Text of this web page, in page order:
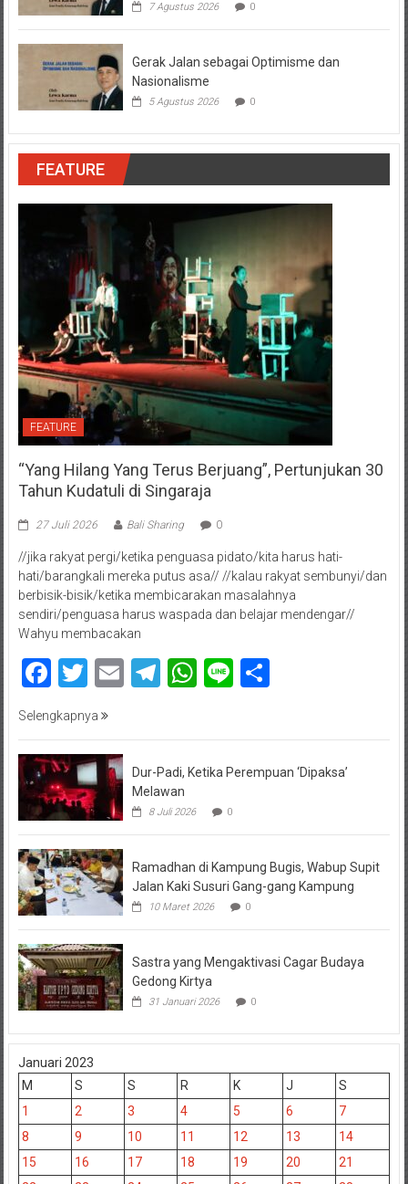
7 Agustus 2026 0
Gerak Jalan sebagai Optimisme dan
Nasionalisme
5 Agustus 2026 0
FEATURE
FEATURE
“Yang Hilang Yang Terus Berjuang”, Pertunjukan 30
Tahun Kudatuli di Singaraja
27 Juli 2026 Bali Sharing 0
//jika rakyat pergi/ketika penguasa pidato/kita harus hati-
hati/barangkali mereka putus asa// //kalau rakyat sembunyi/dan
berbisik-bisik/ketika membicarakan masalahnya
sendiri/penguasa harus waspada dan belajar mendengar//
Wahyu membacakan
Facebook
Twitter
EmailTelegram
WhatsApp
Line
Selengkapnya
Dur-Padi, Ketika Perempuan ‘Dipaksa’
Melawan
8 Juli 2026 0
Ramadhan di Kampung Bugis, Wabup Supit
Jalan Kaki Susuri Gang-gang Kampung
10 Maret 2026 0
Sastra yang Mengaktivasi Cagar Budaya
Gedong Kirtya
31 Januari 2026 0
Januari 2023
M
S S R K J
S
1
2 3 4 5 6
7
8
9 10 11 12 13
14
15
16 17 18 19 20
21